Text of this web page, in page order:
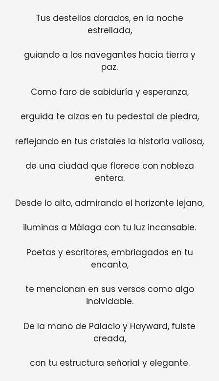
Tus destellos dorados, en la noche
estrellada,
guiando a los navegantes hacia tierra y
paz.
Como faro de sabiduría y esperanza,
erguida te alzas en tu pedestal de piedra,
reflejando en tus cristales la historia valiosa,
de una ciudad que florece con nobleza
entera.
Desde lo alto, admirando el horizonte lejano,
iluminas a Málaga con tu luz incansable.
Poetas y escritores, embriagados en tu
encanto,
te mencionan en sus versos como algo
inolvidable.
De la mano de Palacio y Hayward, fuiste
creada,
con tu estructura señorial y elegante.